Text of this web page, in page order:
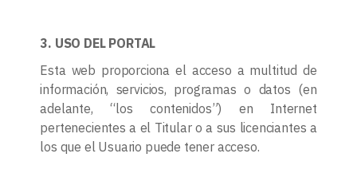
3. USO DEL PORTAL
Esta web proporciona el acceso a multitud de
información, servicios, programas o datos (en
adelante, “los contenidos”) en Internet
pertenecientes a el Titular o a sus licenciantes a
los que el Usuario puede tener acceso.